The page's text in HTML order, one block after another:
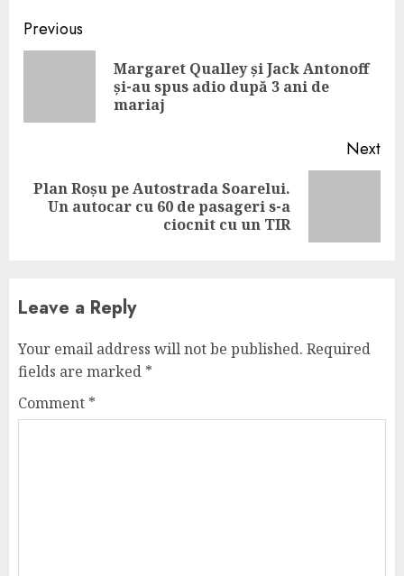
Continue
Reading
Previous
Margaret Qualley și Jack Antonoff
și-au spus adio după 3 ani de
mariaj
Next
Next
Plan Roșu pe Autostrada Soarelui.
Un autocar cu 60 de pasageri s-a
ciocnit cu un TIR
Leave a Reply
Your email address will not be published. Required
fields are marked *
Comment *